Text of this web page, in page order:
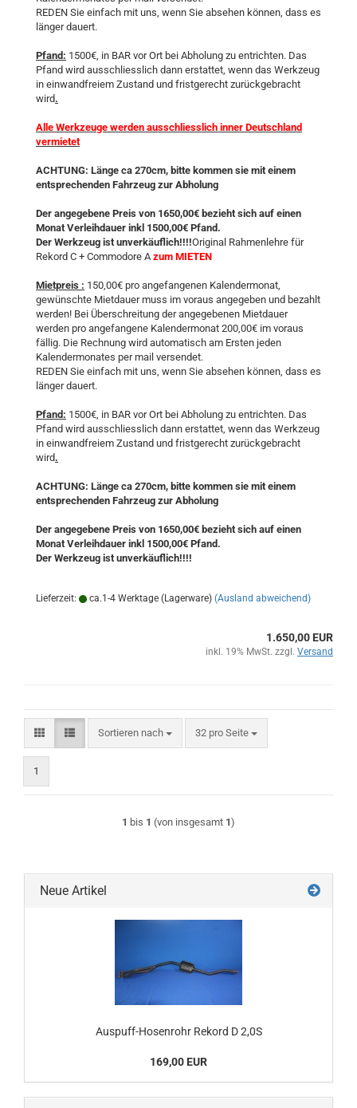
REDEN Sie einfach mit uns, wenn Sie absehen können, dass es
länger dauert.
Pfand: 1500€, in BAR vor Ort bei Abholung zu entrichten. Das
Pfand wird ausschliesslich dann erstattet, wenn das Werkzeug
in einwandfreiem Zustand und fristgerecht zurückgebracht
wird.
Alle Werkzeuge werden ausschliesslich inner Deutschland
vermietet
ACHTUNG: Länge ca 270cm, bitte kommen sie mit einem
entsprechenden Fahrzeug zur Abholung
Der angegebene Preis von 1650,00€ bezieht sich auf einen
Monat Verleihdauer inkl 1500,00€ Pfand.
Der Werkzeug ist unverkäuflich!!!!Original Rahmenlehre für
Rekord C + Commodore Azum MIETEN
Mietpreis : 150,00€ pro angefangenen Kalendermonat,
gewünschte Mietdauer muss im voraus angegeben und bezahlt
werden! Bei Überschreitung der angegebenen Mietdauer
werden pro angefangene Kalendermonat 200,00€ im voraus
fällig. Die Rechnung wird automatisch am Ersten jeden
Kalendermonates per mail versendet.
REDEN Sie einfach mit uns, wenn Sie absehen können, dass es
länger dauert.
Pfand: 1500€, in BAR vor Ort bei Abholung zu entrichten. Das
Pfand wird ausschliesslich dann erstattet, wenn das Werkzeug
in einwandfreiem Zustand und fristgerecht zurückgebracht
wird.
ACHTUNG: Länge ca 270cm, bitte kommen sie mit einem
entsprechenden Fahrzeug zur Abholung
Der angegebene Preis von 1650,00€ bezieht sich auf einen
Monat Verleihdauer inkl 1500,00€ Pfand.
Der Werkzeug ist unverkäuflich!!!!
Lieferzeit: ca.1-4 Werktage (Lagerware) (Ausland abweichend)
1.650,00 EUR
inkl. 19% MwSt. zzgl. Versand
Sortieren nach
Sortieren nach 32 pro Seite
pro Seite
1
1 bis 1 (von insgesamt 1)
Neue Artikel
Auspuff-Hosenrohr Rekord D 2,0S
169,00 EUR